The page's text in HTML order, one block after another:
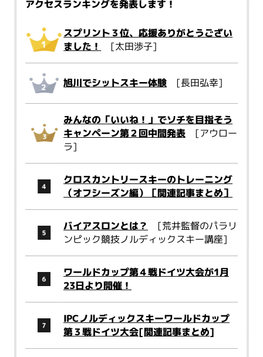
アクセスランキングを発表します！
スプリント３位、応援ありがとうござい
ました！ [太田渉子]
旭川でシットスキー体験 [長田弘幸]
みんなの「いいね！」でソチを目指そう
キャンペーン第２回中間発表 [アウロー
ラ]
クロスカントリースキーのトレーニング
（オフシーズン編）［関連記事まとめ］
バイアスロンとは？ [荒井監督のパラリ
ンピック競技ノルディックスキー講座]
ワールドカップ第４戦ドイツ大会が1月
23日より開催！
IPCノルディックスキーワールドカップ
第３戦ドイツ大会[関連記事まとめ]